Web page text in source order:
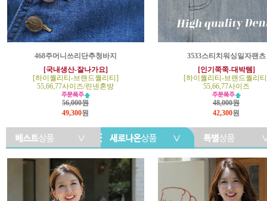
468주머니쓰리단추청바지
[국내생산-잘나가요]
[하이퀄리티-브랜드퀄리티]
55,66,77사이즈/린넨혼방
56,000원
49,300원
3533스티치워싱일자팬츠
[인기쭉쭉-대박템]
[하이퀄리티-브랜드퀄리
55,66,77사이즈
48,000원
42,300원